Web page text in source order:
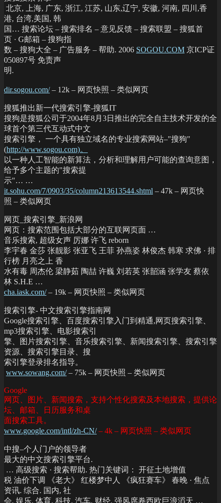
北京, 上海, 广东, 浙江, 江苏, 山东,辽宁, 安徽, 河南, 四川,香
港, 台湾,美国, 韩
国… 搜索论坛 – 搜索排名 – 意见反馈 – 搜索联盟 – 搜狐首
页 · G邮箱 – 搜狗指
数 – 搜狗大全 – 广告服务 – 帮助. 2006 SOGOU.COM 京ICP证
050897号 免责声
明.
dir.sogou.com/– 12k – 网页快照 – 类似网页
搜狐推出新一代搜索引擎-搜狐IT
搜狗是搜狐公司于2004年8月3日推出的完全自主技术开发的全
球首个第三代互动式中文
搜索引擎， 一个具有独立域名的专业搜索网站–"搜狗"
(http://www.sogou.com)。
以一种人工智能的新算法，分析和理解用户可能的查询意图，
给予多个主题的"搜索提
示"… …
it.sohu.com/7/0903/35/column213613544.shtml – 47k – 网页快
照 – 类似网页
网页_搜索引擎_新浪网
网页：搜索范围包括大部分的互联网页面 …
音乐搜索, 超级女声 厉娜 许飞 reborn
李宇春 金莎 张靓影 张亚飞 王菲 孙燕姿 林俊杰 韩寒 求佛 · 排
行榜 月亮之上 香
水有毒 周杰伦 梁静茹 陶喆 许巍 刘若英 张韶涵 张学友 蔡依
林 S.H.E …
cha.iask.com/– 19k – 网页快照 – 类似网页
搜索引擎- 中文搜索引擎指南网
Google搜索引擎、百度搜索引擎入门到精通,网页搜索引擎、
mp3搜索引擎、电影搜索引
擎、图片搜索引擎、音乐搜索引擎、新闻搜索引擎、搜索引擎
资源、搜索引擎目录、搜
索引擎登录排名指导。
www.sowang.com/– 75k – 网页快照 – 类似网页
Google
网页、图片、新闻搜索，支持个性化搜索及本地搜索，提供论
坛、邮箱、日历服务和桌
面搜索工具。
www.google.com/intl/zh-CN/– 4k – 网页快照 – 类似网页
中搜–个人门户的领导者
最大的中文搜索引擎平台.
… 高级搜索 · 搜索帮助. 热门关键词： 开征土地增值
税 油价下调 《老大》 红楼梦中人 《疯狂赛车》 春晚 · 焦点
资讯. 综合. 国内, 社
会, 娱乐, 体育, 科技, 汽车, 财经. 强风席卷西欧巨浪滔天 …